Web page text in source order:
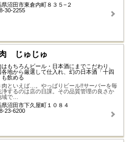
県沼田市東倉内町８３５−２
30-2255
じゅじゅ
はもちろんビール・日本酒にまでこだわり、
各地から厳選して仕入れ、幻の日本酒「十四
も飲める
肉といえば…。やっぱりビール!!サーバーを毎
浄するのは店の日課。その品質管理の良さか
域で…
県沼田市下久屋町１０８４
23-6200